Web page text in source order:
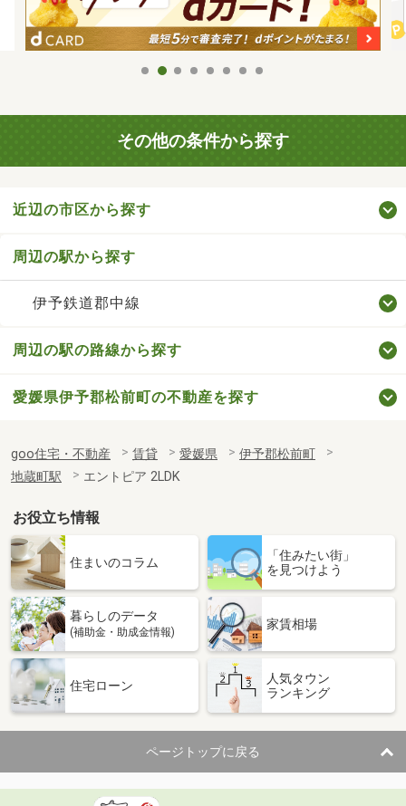
その他の条件から探す
近辺の市区から探す
周辺の駅から探す
伊予鉄道郡中線
周辺の駅の路線から探す
愛媛県伊予郡松前町の不動産を探す
goo住宅・不動産 賃貸 愛媛県
伊予郡松前町
地蔵町駅
エントピア 2LDK
お役立ち情報
住まいのコラム
「住みたい街」
を見つけよう
暮らしのデータ
(補助金・助成金情報)
家賃相場
住宅ローン
人気タウン
ランキング
ページトップに戻る